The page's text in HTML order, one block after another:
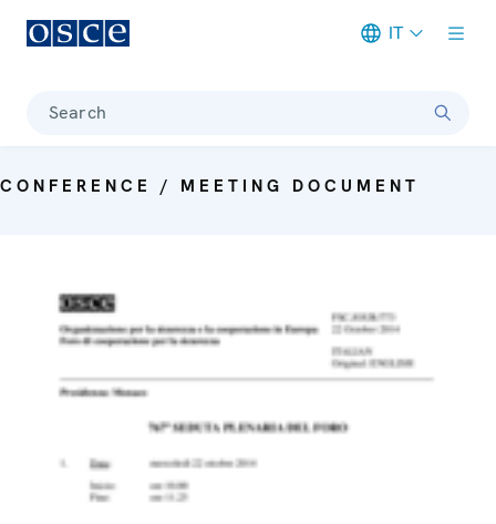
IT
Search
CONFERENCE / MEETING DOCUMENT